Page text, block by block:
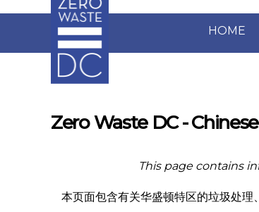
Skip to main content
HOME
Zero Waste DC -
This page contains
本页面包含有关华盛顿特区的垃圾处理